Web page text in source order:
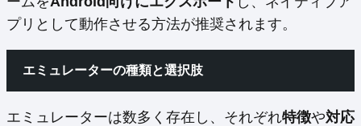
プリとして動作させる方法が推奨されます。
エミュレーターの種類と選択肢
エミュレーターは数多く存在し、それぞれ特徴や対応